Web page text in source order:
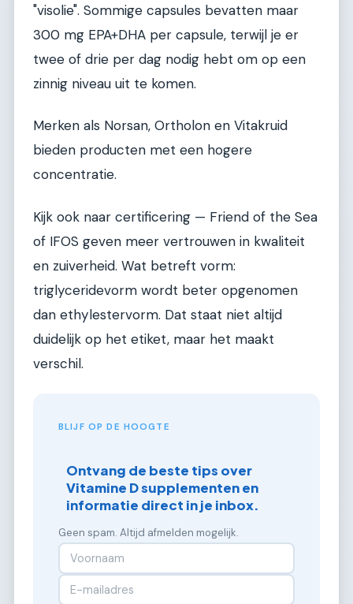
"visolie". Sommige capsules bevatten maar
300 mg EPA+DHA per capsule, terwijl je er
twee of drie per dag nodig hebt om op een
zinnig niveau uit te komen.
Merken als Norsan, Ortholon en Vitakruid
bieden producten met een hogere
concentratie.
Kijk ook naar certificering — Friend of the Sea
of IFOS geven meer vertrouwen in kwaliteit
en zuiverheid. Wat betreft vorm:
triglyceridevorm wordt beter opgenomen
dan ethylestervorm. Dat staat niet altijd
duidelijk op het etiket, maar het maakt
verschil.
BLIJF OP DE HOOGTE
Ontvang de beste tips over
Vitamine D supplementen en
informatie direct in je inbox.
Geen spam. Altijd afmelden mogelijk.